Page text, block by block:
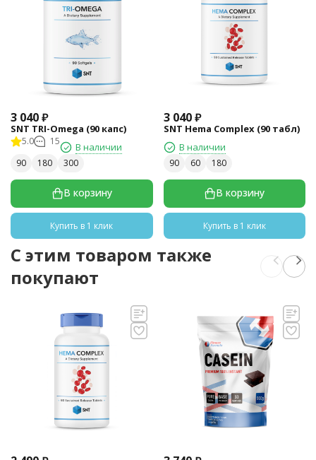
3 040₽
SNT TRI-Omega (90 капс)
5.0 15 В наличии
90 180 300
В корзину
Купить в 1 клик
3 040 ₽
SNT Hema Complex (90 табл)
В наличии
90 60 180
В корзину
Купить в 1 клик
C этим товаром также
покупают